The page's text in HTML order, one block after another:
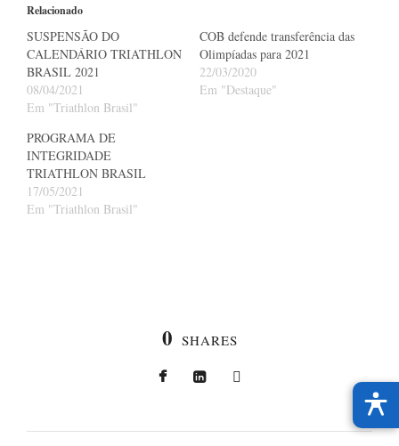
Relacionado
SUSPENSÃO DO
CALENDÁRIO TRIATHLON
BRASIL 2021
08/04/2021
Em "Triathlon Brasil"
COB defende transferência das
Olimpíadas para 2021
22/03/2020
Em "Destaque"
PROGRAMA DE
INTEGRIDADE
TRIATHLON BRASIL
17/05/2021
Em "Triathlon Brasil"
0 SHARES